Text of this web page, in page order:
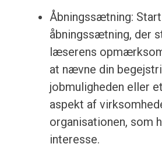
Åbningssætning:
åbningssætning, der
læserens
at nævne din
jobmuligheden eller
aspekt af
organisationen, som
interesse.